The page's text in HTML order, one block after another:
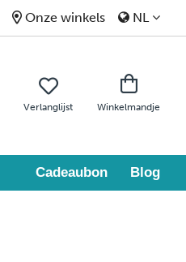
Onze winkels NL
Verlanglijst Winkelmandje
Cadeaubon Blog